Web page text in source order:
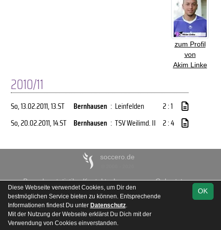
zum Profil
von
Akim Linke
2010/11
So, 13.02.2011, 13.ST Bernhausen : Leinfelden
2 : 1
So, 20.02.2011, 14.ST Bernhausen : TSV Weilimd. II 2 : 4
soccero.de
Besucherstatistik Kontakt Impressum
Geburtstage
Datenschutz
OK
Diese Webseite verwendet Cookies, um Dir den
bestmöglichen Service bieten zu können. Entsprechende
Informationen findest Du unter Datenschutz.
Mit der Nutzung der Webseite erklärst Du Dich mit der
Verwendung von Cookies einverstanden.